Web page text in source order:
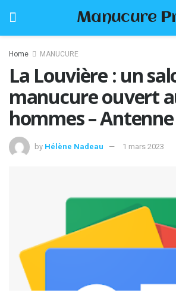
Manucure
Home MANUCURE
La Louvière : un
manucure ouvert
hommes –
by Hélène Nadeau 1 mars 2023